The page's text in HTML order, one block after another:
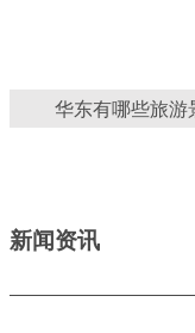
华东有哪些旅游
新闻资讯